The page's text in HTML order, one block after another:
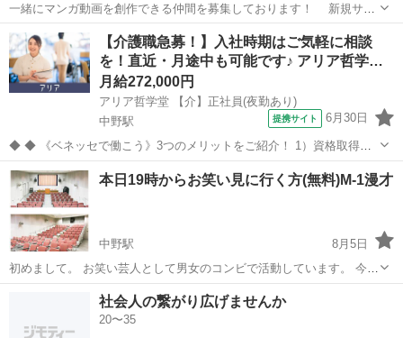
一緒にマンガ動画を創作できる仲間を募集しております！ 新規サー
クル立ち上げになりますので、メンバーも完全新規になります！！ 初
心者でも大歓迎です！ ○募集役職（未経験可） ・声優 ・脚本家 ・イ
ラストレータ...
東京 中野区 中野駅 その他 動画
【介護職急募！】入社時期はご気軽に相談
を！直近・月途中も可能です♪ アリア哲学…
月給272,000円
アリア哲学堂 【介】正社員(夜勤あり)
中野駅
提携サイト 6月30日
◆ ◆ 《ベネッセで働こう》3つのメリットをご紹介！ 1）資格取得支
援制度＆受験・研修費の実費負担あり！(規定あり) 2）着実にキャリア
を磨けるでステップアップフィールドが充実！ 3）他社講座も受講
OK！ 《入社後サポ...
東京 中野区 中野駅 介護
本日19時からお笑い見に行く方(無料)M-1漫才
中野駅
8月5日
初めまして。 お笑い芸人として男女のコンビで活動しています。 今年
のM-1は2回戦に進出中です！ 今日の19時からお笑いを見に行く方を募
集しています。 若手芸人さんが色々なネタをします。 場所は中野で料
金は無料です！ ...
中野区 中野駅 その他 お笑い
社会人の繋がり広げませんか
20〜35